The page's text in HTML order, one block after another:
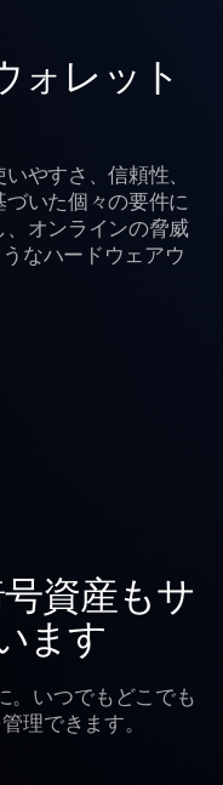
ォレット
やすさ、信頼性、
いた個々の要件に
オンラインの脅威
なハードウェアウ
資産もサ
ます
。いつでもどこでも
理できます。